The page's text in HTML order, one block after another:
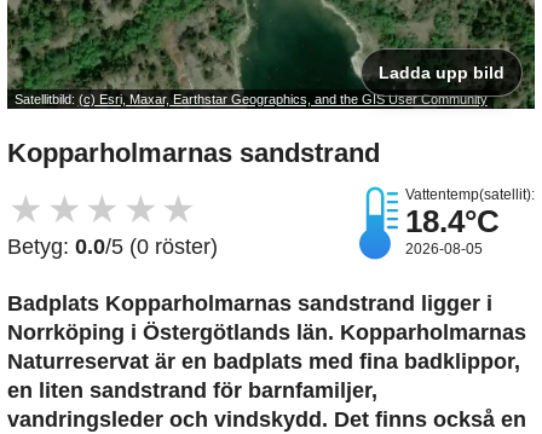
Satellitbild: (c) Esri, Maxar, Earthstar Geographics, and the GIS User Community
Ladda upp bild
Kopparholmarnas sandstrand
★ ★ ★ ★ ★
Betyg: 0.0/5 (0 röster)
Vattentemp(satellit):
18.4°C
2026-08-05
Badplats Kopparholmarnas sandstrand
ligger i
Norrköping i Östergötlands län. Kopparholmarnas
Naturreservat är en badplats med fina badklippor,
en liten sandstrand för barnfamiljer,
vandringsleder och vindskydd. Det finns också en